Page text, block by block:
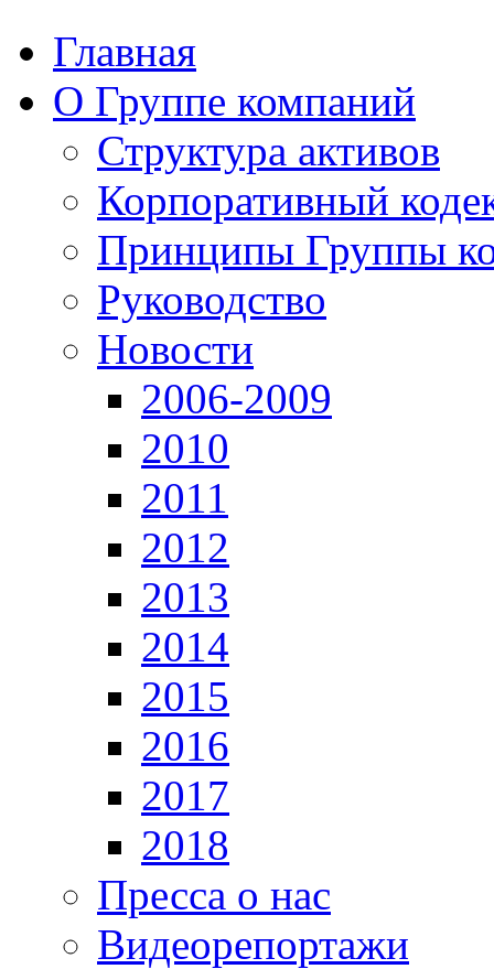
Главная
О Группе компаний
Структура активов
Корпоративный
Принципы Группы
Руководство
Новости
2006-2009
2010
2011
2012
2013
2014
2015
2016
2017
2018
Пресса о нас
Видеорепортажи